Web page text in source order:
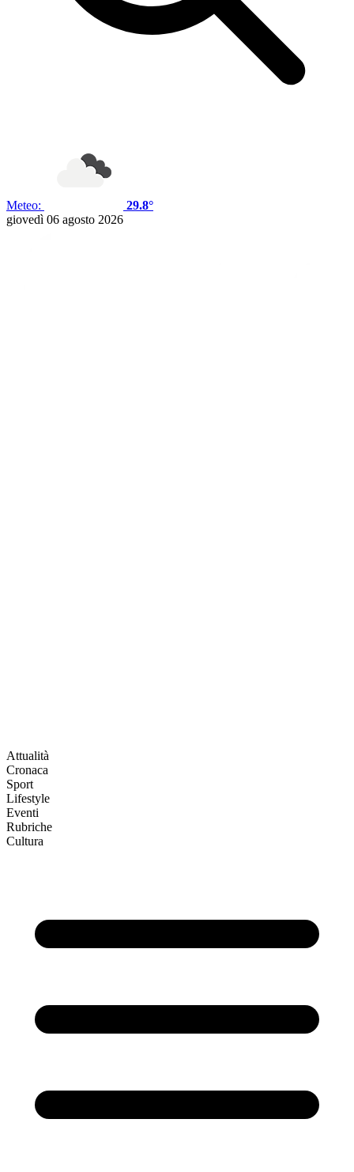
Meteo:
29.8°
giovedì 06 agosto 2026
Attualità
Cronaca
Sport
Lifestyle
Eventi
Rubriche
Cultura